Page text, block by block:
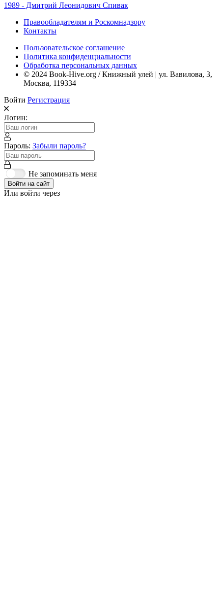
1989 - Дмитрий Леонидович Спивак
Правообладателям и Роскомнадзору
Контакты
Пользовательское соглашение
Политика конфиденциальности
Обработка персональных данных
© 2024 Book-Hive.org / Книжный улей | ул. Вавилова, 3,
Москва, 119334
Войти Регистрация
Логин:
Пароль: Забыли пароль?
Не запоминать меня
Войти на сайт
Или войти через